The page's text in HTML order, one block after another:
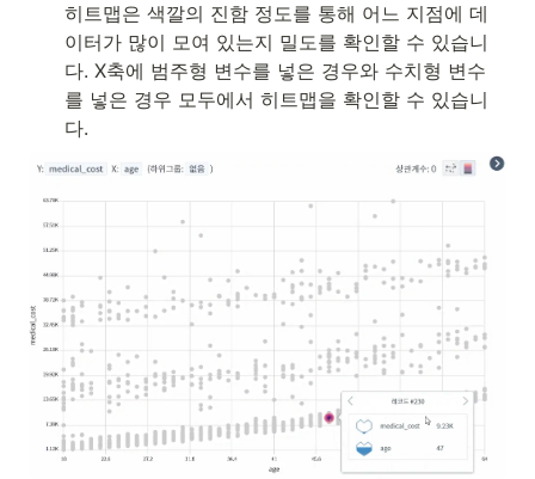
히트맵은 색깔의 진함 정도를 통해 어느 지점에 데
이터가 많이 모여 있는지 밀도를 확인할 수 있습니
다. X축에 범주형 변수를 넣은 경우와 수치형 변수
를 넣은 경우 모두에서 히트맵을 확인할 수 있습니
다.